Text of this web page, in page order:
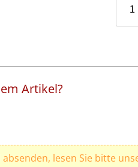
Artikel?
lesen Sie bitte